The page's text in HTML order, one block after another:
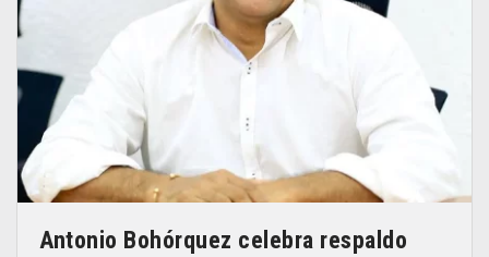
Antonio Bohórquez celebra respaldo